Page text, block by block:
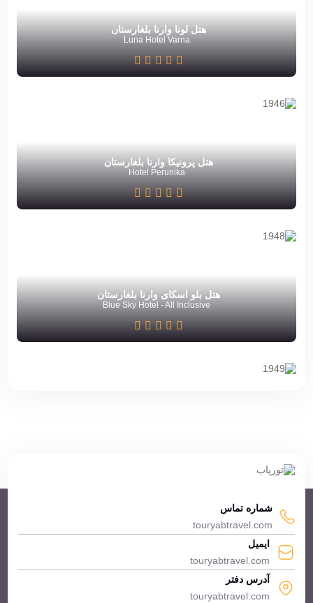
هتل لونا وارنا بلغارستان
Luna Hotel Varna
هتل پرونیکا وارنا بلغارستان
Hotel Perunika
هتل بلو اسکای وارنا بلغارستان
Blue Sky Hotel - All Inclusive
هتل پالم بیچ وارنا بلغارستان
Palm Beach Hotel Varna
شماره تماس
touryabtravel.com
ایمیل
touryabtravel.com
آدرس دفتر
touryabtravel.com